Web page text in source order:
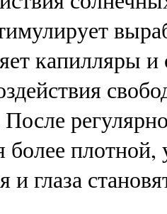
капилляры
более
и глаза